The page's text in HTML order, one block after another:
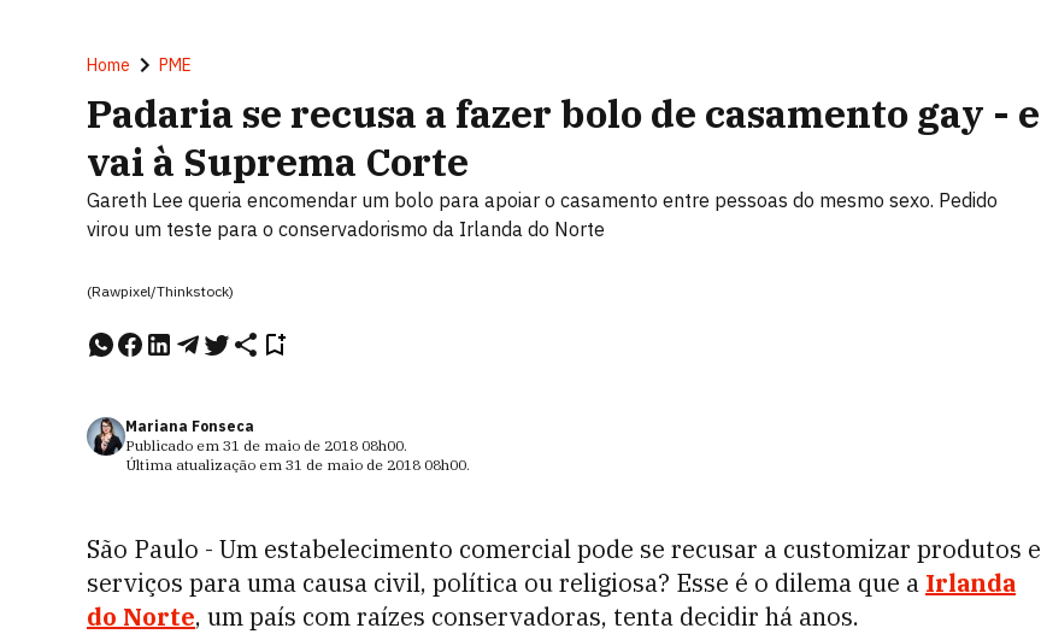
Home PME
Padaria se recusa a fazer bolo de casamento gay - e
vai à Suprema Corte
Gareth Lee queria encomendar um bolo para apoiar o casamento entre pessoas do mesmo sexo. Pedido
virou um teste para o conservadorismo da Irlanda do Norte
(Rawpixel/Thinkstock)
Mariana Fonseca
Publicado em 31 de maio de 2018 08h00.
Última atualização em 31 de maio de 2018 08h00.
São Paulo - Um estabelecimento comercial pode se recusar a customizar produtos e
serviços para uma causa civil, política ou religiosa? Esse é o dilema que a Irlanda
do Norte, um país com raízes conservadoras, tenta decidir há anos.